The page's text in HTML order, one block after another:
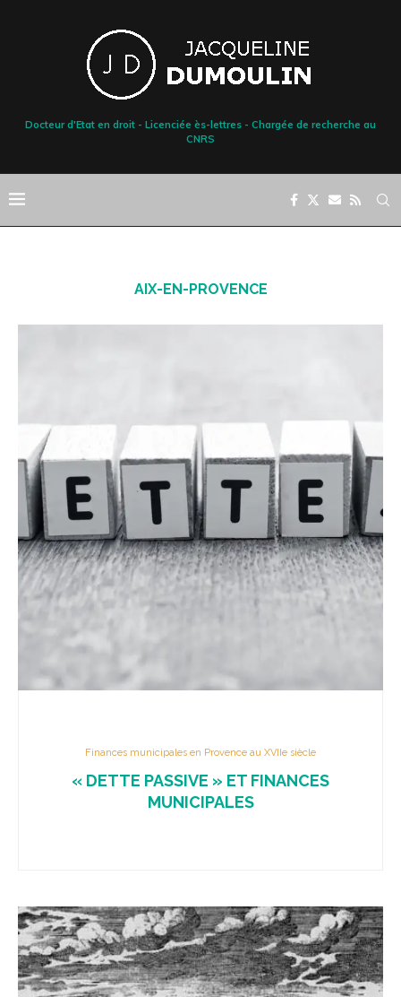
Docteur d'Etat en droit - Licenciée ès-lettres - Chargée de recherche au
CNRS
AIX-EN-PROVENCE
Finances municipales en Provence au XVIIe siècle
« DETTE PASSIVE » ET FINANCES
MUNICIPALES